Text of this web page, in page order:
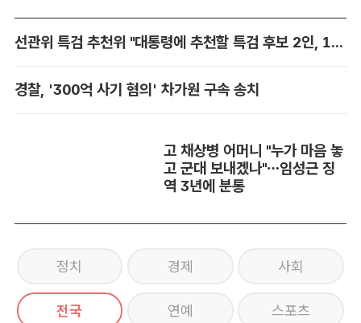
선관위 특검 추천위 "대통령에 추천할 특검 후보 2인, 14일 확정"
경찰, '300억 사기 혐의' 차가원 구속 송치
고 채상병 어머니 "누가 마음 놓
고 군대 보내겠나"…임성근 징
역 3년에 분통
정치 경제 사회
전국 연예 스포츠